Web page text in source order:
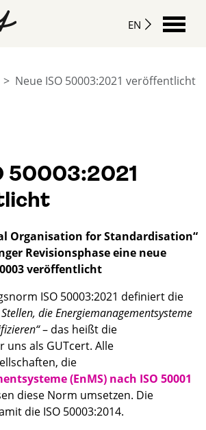
EN
Neue ISO 50003:2021 veröffentlicht
50003:2021
Organisation for Standardisation“
Revisionsphase eine neue
veröffentlicht
ISO 50003:2021 definiert die
die Energiemanagementsysteme
– das heißt die
als GUTcert. Alle
die
(EnMS) nach ISO 50001
diese Norm umsetzen. Die
die ISO 50003:2014.